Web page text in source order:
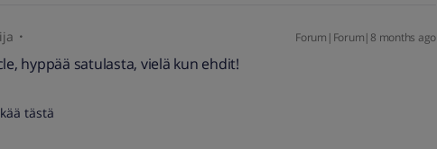
Forum|Forum|8 months ago
hyppää satulasta, vielä kun ehdit!
tästä